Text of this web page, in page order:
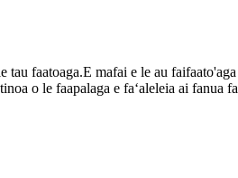
faatoaga.E mafai e le au
o le faapalaga e faʻaleleia ai fanua